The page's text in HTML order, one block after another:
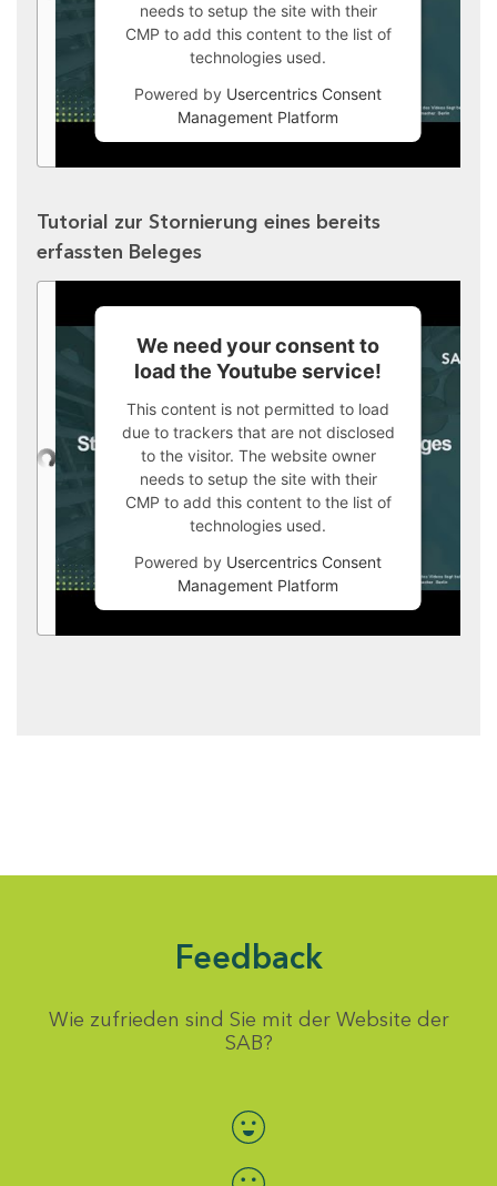
needs to setup the site with their
CMP to add this content to the list of
technologies used.
Powered by Usercentrics Consent
Management Platform
Tutorial zur Stornierung eines bereits
erfassten Beleges
We need your consent to
load the Youtube service!
This content is not permitted to load
due to trackers that are not disclosed
to the visitor. The website owner
needs to setup the site with their
CMP to add this content to the list of
technologies used.
Powered by Usercentrics Consent
Management Platform
Feedback
Wie zufrieden sind Sie mit der Website der
SAB?
Bewertung auswählen